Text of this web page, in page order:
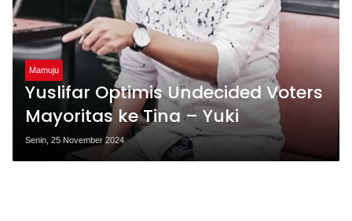
Mamuju
Yuslifar Optimis Undecided Voters
Mayoritas ke Tina – Yuki
Senin, 25 November 2024